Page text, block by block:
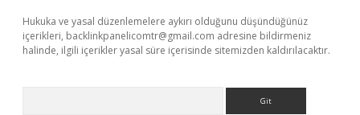
Hukuka ve yasal düzenlemelere aykırı olduğunu düşündüğünüz
içerikleri, backlinkpanelicomtr@gmail.com adresine bildirmeniz
halinde, ilgili içerikler yasal süre içerisinde sitemizden kaldırılacaktır.